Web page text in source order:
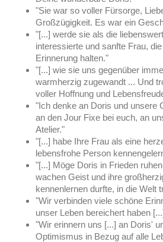
"Sie war so voller Fürsorge,
Großzügigkeit. Es war ein
"[...] werde sie als die
interessierte und sanfte Frau,
Erinnerung halten."
"[...] wie sie uns gegenüber
warmherzig zugewandt ... Und
voller Hoffnung und
"Ich denke an Doris und unsere
an den Jour Fixe bei euch, an
Atelier."
"[...] habe Ihre Frau als eine
lebensfrohe Person
"[...] Möge Doris in Frieden
wachen Geist und ihre
kennenlernen durfte, in die Welt
"Wir verbinden viele schöne
unser Leben bereichert haben
"Wir erinnern uns [...] an Doris'
Optimismus in Bezug auf alle